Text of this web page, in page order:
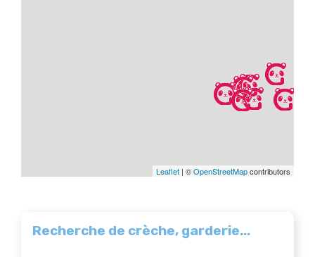
Leaflet | ©OpenStreetMapcontributors
Recherche de crèche, garderie...